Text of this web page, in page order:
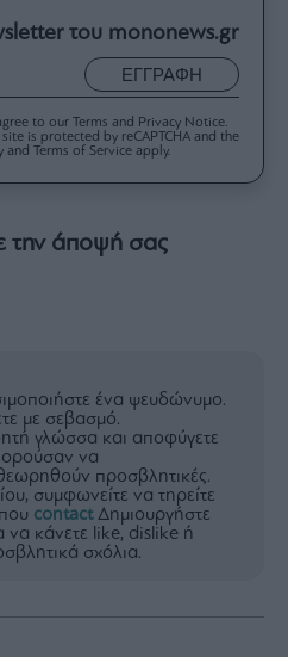
του mononews.gr
ΕΓΓΡΑΦΗ
to our Terms and Privacy Notice.
is protected by reCAPTCHA and the
and Terms of Service apply.
την άποψή σας
ένα ψευδώνυμο.
με σεβασμό.
γλώσσα και αποφύγετε
να
προσβλητικές.
συμφωνείτε να τηρείτε
contactΔημιουργήστε
να κάνετε like, dislike ή
σχόλια.